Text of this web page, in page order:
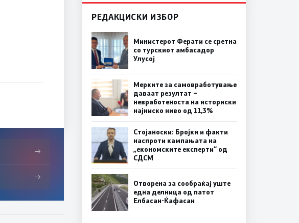
→
→
РЕДАКЦИСКИ ИЗБОР
Министерот Ферати се сретна
со турскиот амбасадор
Улусој
Мерките за самовработување
даваат резултат –
невработеноста на историски
најниско ниво од 11,3%
Стојаноски: Бројки и факти
наспроти кампањата на
„економските експерти“ од
СДСM
Отворена за сообраќај уште
една делница од патот
Елбасан-Ќафасан